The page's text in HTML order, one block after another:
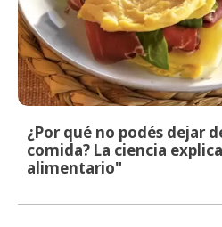
¿Por qué no podés dejar
comida? La ciencia
alimentario"